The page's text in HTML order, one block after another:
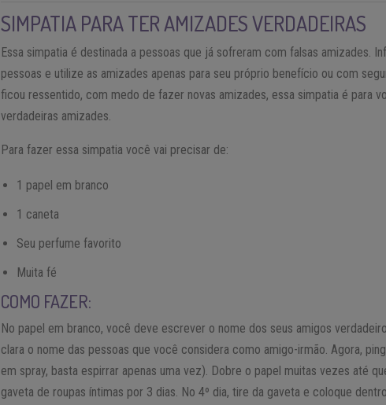
SIMPATIA PARA TER AMIZADES VERDADEIRAS
Essa simpatia é destinada a pessoas que já sofreram com falsas amizades.
pessoas e utilize as amizades apenas para seu próprio benefício ou com
ficou ressentido, com medo de fazer novas amizades, essa simpatia é para
verdadeiras amizades.
Para fazer essa simpatia você vai precisar de:
1 papel em branco
1 caneta
Seu perfume favorito
Muita fé
COMO FAZER:
No papel em branco, você deve escrever o nome dos seus amigos
clara o nome das pessoas que você considera como amigo-irmão. Agora,
em spray, basta espirrar apenas uma vez). Dobre o papel muitas vezes até
gaveta de roupas íntimas por 3 dias. No 4º dia, tire da gaveta e coloque